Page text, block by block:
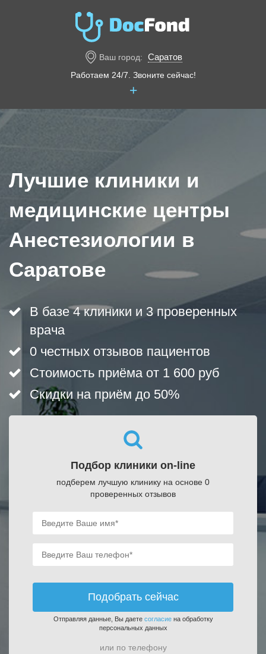
Ваш город: Саратов
Работаем 24/7. Звоните сейчас!
+
Лучшие клиники и
медицинские центры
Анестезиологии в
Саратове
В базе 4 клиники и 3 проверенных
врача
0 честных отзывов пациентов
Стоимость приёма от 1 600 руб
Скидки на приём до 50%
Подбор клиники on-line
подберем лучшую клинику на основе 0
проверенных отзывов
Подобрать сейчас
Отправляя данные, Вы даете согласиена обработку
персональных данных
или по телефону